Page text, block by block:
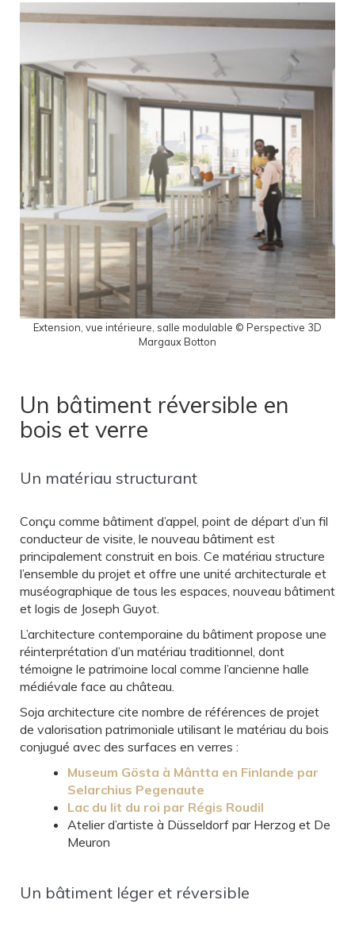
Extension, vue intérieure, salle modulable © Perspective 3D
Margaux Botton
Un bâtiment réversible en
bois et verre
Un matériau structurant
Conçu comme bâtiment d’appel, point de départ d’un fil
conducteur de visite, le nouveau bâtiment est
principalement construit en bois. Ce matériau structure
l’ensemble du projet et offre une unité architecturale et
muséographique de tous les espaces, nouveau bâtiment
et logis de Joseph Guyot.
L’architecture contemporaine du bâtiment propose une
réinterprétation d’un matériau traditionnel, dont
témoigne le patrimoine local comme l’ancienne halle
médiévale face au château.
Soja architecture cite nombre de références de projet
de valorisation patrimoniale utilisant le matériau du bois
conjugué avec des surfaces en verres :
Museum Gösta à Mântta en Finlande par
Selarchius Pegenaute
Lac du lit du roi par Régis Roudil
Atelier d’artiste à Düsseldorf par Herzog et De
Meuron
Un bâtiment léger et réversible